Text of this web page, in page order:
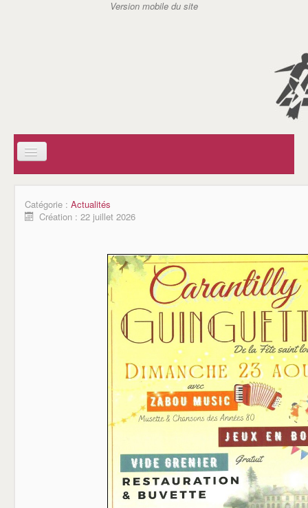
AIDE A DOMICILE EN MILIEU RURAL (ADMR)
CENTRE COMMUNAL D'ACTION SOCIAL (CCAS)
AIDES A DOMICILE DE CARANTILLY
ASSISTANTES MATERNELLES / REPAM
JSC TENNIS DE TABLE
LE COMITE DES FETES
LE GOUGEON CARANTILLAIS
LE CERCLE DE L'AMITIE
LES ANCIENS COMBATTANTS
COMMERCANTS & ARTISANS
RECENSEMENT MILITAIRE (JDC)
Catégorie : Actualités
Création : 22 juillet 2026